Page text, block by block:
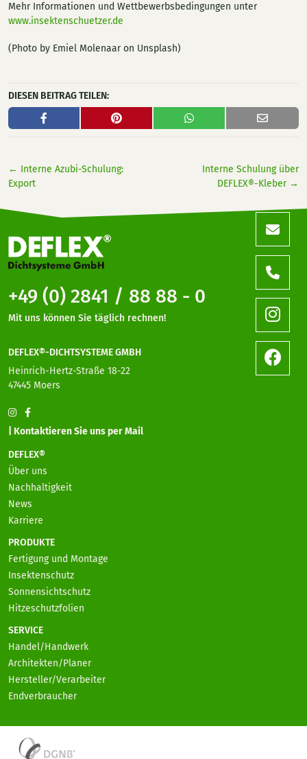
Mehr Informationen und Wettbewerbsbedingungen unter
www.insektenschuetzer.de
(Photo by Emiel Molenaar on Unsplash)
DIESEN BEITRAG TEILEN:
← Interne Azubi-Schulung:
Export
Interne Schulung über
DEFLEX®-Kleber →
+49 (0) 2841 / 88 88 - 0
Mit uns können Sie täglich rechnen!
DEFLEX®-DICHTSYSTEME GMBH
Heinrich-Hertz-Straße 18-22
47445 Moers
| Kontaktieren Sie uns per Mail
DEFLEX®
Über uns
Nachhaltigkeit
News
Karriere
PRODUKTE
Fertigung und Montage
Insektenschutz
Sonnensichtschutz
Hitzeschutzfolien
SERVICE
Handel/Handwerk
Architekten/Planer
Hersteller/Verarbeiter
Endverbraucher